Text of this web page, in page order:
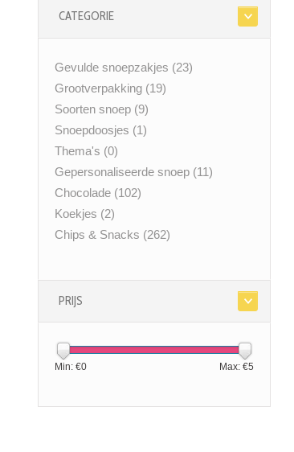
CATEGORIE
Gevulde snoepzakjes (23)
Grootverpakking (19)
Soorten snoep (9)
Snoepdoosjes (1)
Thema's (0)
Gepersonaliseerde snoep (11)
Chocolade (102)
Koekjes (2)
Chips & Snacks (262)
PRIJS
Min: €0 Max: €5